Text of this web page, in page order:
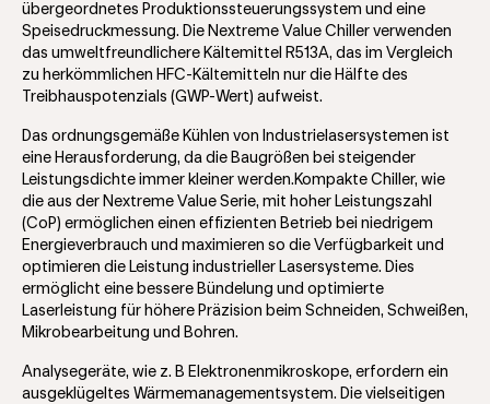
übergeordnetes Produktionssteuerungssystem und eine
Speisedruckmessung. Die Nextreme Value Chiller verwenden
das umweltfreundlichere Kältemittel R513A, das im Vergleich
zu herkömmlichen HFC-Kältemitteln nur die Hälfte des
Treibhauspotenzials (GWP-Wert) aufweist.
Das ordnungsgemäße Kühlen von Industrielasersystemen ist
eine Herausforderung, da die Baugrößen bei steigender
Leistungsdichte immer kleiner werden.Kompakte Chiller, wie
die aus der Nextreme Value Serie, mit hoher Leistungszahl
(CoP) ermöglichen einen effizienten Betrieb bei niedrigem
Energieverbrauch und maximieren so die Verfügbarkeit und
optimieren die Leistung industrieller Lasersysteme. Dies
ermöglicht eine bessere Bündelung und optimierte
Laserleistung für höhere Präzision beim Schneiden, Schweißen,
Mikrobearbeitung und Bohren.
Analysegeräte, wie z. B Elektronenmikroskope, erfordern ein
ausgeklügeltes Wärmemanagementsystem. Die vielseitigen